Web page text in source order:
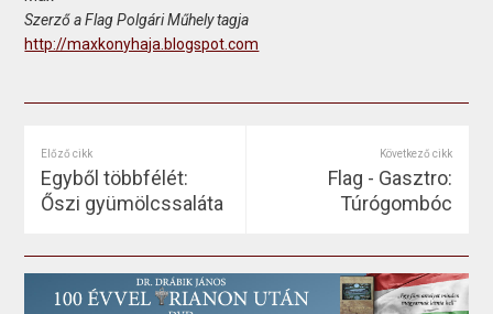
Szerző a Flag Polgári Műhely tagja
http://maxkonyhaja.blogspot.com
Előző cikk
Egyből többfélét:
Őszi gyümölcssaláta
Következő cikk
Flag - Gasztro:
Túrógombóc